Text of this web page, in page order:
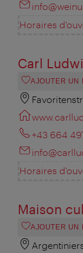
Horaires
Carl
AJOUTER UN
+43 664
Horaires
Maison
AJOUTER UN